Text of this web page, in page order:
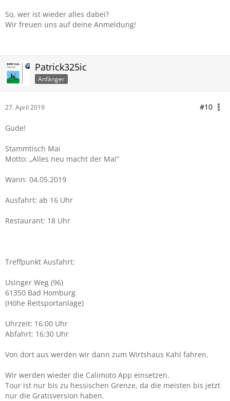
So, wer ist wieder alles dabei?
Wir freuen uns auf deine Anmeldung!
Patrick325ic
Anfänger
27. April 2019 #10
Gude!
Stammtisch Mai
Motto: „Alles neu macht der Mai“
Wann: 04.05.2019
Ausfahrt: ab 16 Uhr
Restaurant: 18 Uhr
Treffpunkt Ausfahrt:
Usinger Weg (96)
61350 Bad Homburg
(Höhe Reitsportanlage)
Uhrzeit: 16:00 Uhr
Abfahrt: 16:30 Uhr
Von dort aus werden wir dann zum Wirtshaus Kahl fahren.
Wir werden wieder die Calimoto App einsetzen.
Tour ist nur bis zu hessischen Grenze, da die meisten bis jetzt
nur die Gratisversion haben.